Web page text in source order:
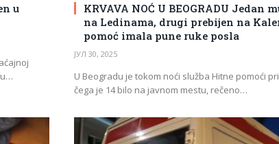
u
KRVAVA NOĆ U BEOGRADU Jedan
na Ledinama, drugi prebijen na
pomoć imala pune ruke posla
ЈУЛ 30, 2025
U Beogradu je tokom noći služba Hitne pomoći
čega je 14 bilo na javnom mestu, rečeno…